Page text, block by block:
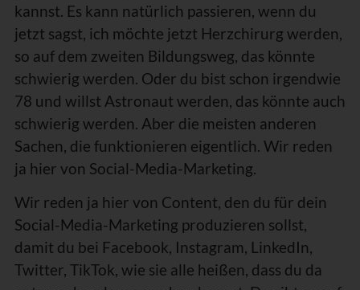
kannst. Es kann natürlich passieren, wenn du
jetzt sagst, ich möchte jetzt Herzchirurg werden,
so auf dem zweiten Bildungsweg, das könnte
schwierig werden. Oder du bist schon irgendwie
78 und willst Astronaut werden, das könnte auch
schwierig werden. Aber die meisten anderen
Sachen, die funktionieren eigentlich. Wir reden
ja hier von Social-Media-Marketing.
Wir reden ja hier von Content, den du für dein
Social-Media-Marketing produzieren sollst,
damit du bei Facebook, Instagram, LinkedIn,
Twitter, TikTok, wie sie alle heißen, dass du da